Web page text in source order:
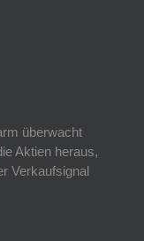
überwacht
Aktien heraus,
Verkaufsignal